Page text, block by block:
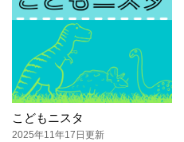
こどもニスタ
2025年11年17日更新